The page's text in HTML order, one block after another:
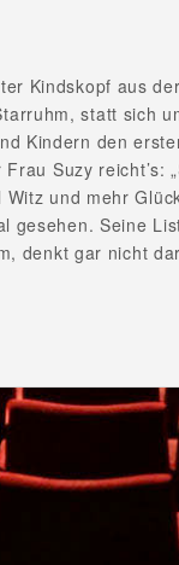
Kindskopf aus
statt sich
Kindern den
Suzy reicht’s:
und mehr
gesehen. Seine
denkt gar nicht